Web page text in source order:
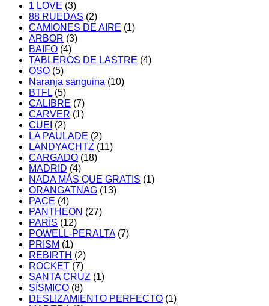
1 LOVE (3)
88 RUEDAS (2)
CAMIONES DE AIRE (1)
ARBOR (3)
BAIFO (4)
TABLEROS DE LASTRE (4)
OSO (5)
Naranja sanguina (10)
BTFL (5)
CALIBRE (7)
CARVER (1)
CUEI (2)
LA PAULADE (2)
LANDYACHTZ (11)
CARGADO (18)
MADRID (4)
NADA MÁS QUE GRATIS (1)
ORANGATNAG (13)
PACE (4)
PANTHEON (27)
PARÍS (12)
POWELL-PERALTA (7)
PRISM (1)
REBIRTH (2)
ROCKET (7)
SANTA CRUZ (1)
SÍSMICO (8)
DESLIZAMIENTO PERFECTO (1)